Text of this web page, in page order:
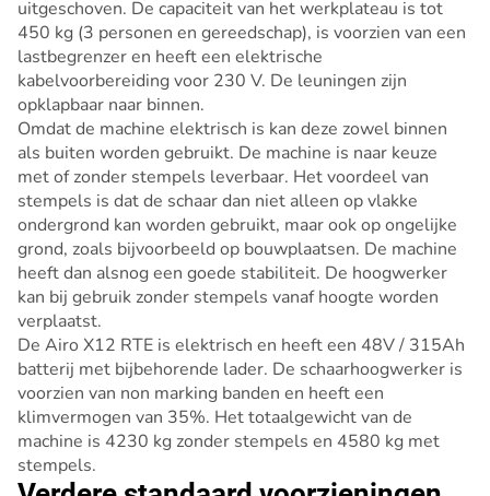
uitgeschoven. De capaciteit van het werkplateau is tot
450 kg (3 personen en gereedschap), is voorzien van een
lastbegrenzer en heeft een elektrische
kabelvoorbereiding voor 230 V. De leuningen zijn
opklapbaar naar binnen.
Omdat de machine elektrisch is kan deze zowel binnen
als buiten worden gebruikt. De machine is naar keuze
met of zonder stempels leverbaar. Het voordeel van
stempels is dat de schaar dan niet alleen op vlakke
ondergrond kan worden gebruikt, maar ook op ongelijke
grond, zoals bijvoorbeeld op bouwplaatsen. De machine
heeft dan alsnog een goede stabiliteit. De hoogwerker
kan bij gebruik zonder stempels vanaf hoogte worden
verplaatst.
De Airo X12 RTE is elektrisch en heeft een 48V / 315Ah
batterij met bijbehorende lader. De schaarhoogwerker is
voorzien van non marking banden en heeft een
klimvermogen van 35%. Het totaalgewicht van de
machine is 4230 kg zonder stempels en 4580 kg met
stempels.